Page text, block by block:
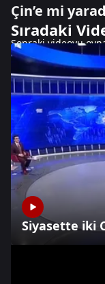
Çin’e mi
Sıradaki
Sonraki videoyu
Siyasette iki